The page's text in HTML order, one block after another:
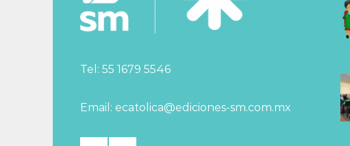
Tel: 55 1679 5546
Email: ecatolica@ediciones-sm.com.mx